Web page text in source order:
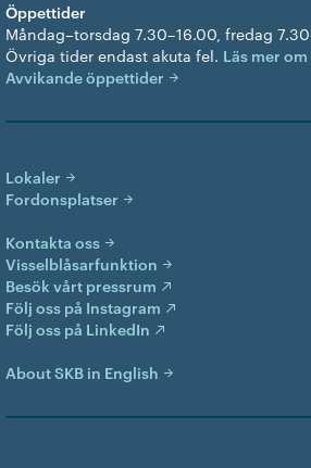
Öppettider
Måndag–torsdag 7.30–16.00, fredag
Övriga tider endast akuta fel. Läs mer
Avvikande öppettider
Lokaler
Fordonsplatser
Kontakta oss
Visselblåsarfunktion
Besök vårt pressrum
Följ oss på Instagram
Följ oss på LinkedIn
About SKB in English